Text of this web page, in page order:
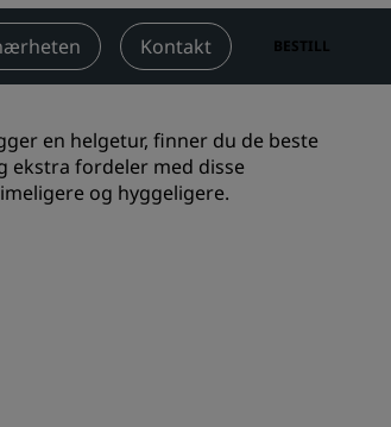
Oppdag Radisson Rewards
Gevinster
Slik tjener du poeng
Bookers and Planners
Kontakt BESTILL
en helgetur, finner du de beste
ekstra fordeler med disse
og hyggeligere.